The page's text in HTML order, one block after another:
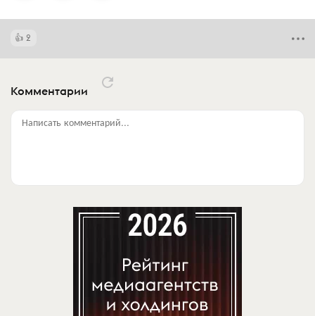
2
Комментарии
Написать комментарий...